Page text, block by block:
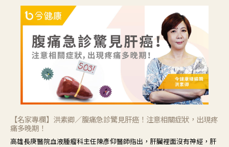
【名家專欄】洪素卿／腹痛急診驚見肝癌！注意相關症狀，出現疼
痛多晚期！
高雄長庚醫院血液腫瘤科主任陳彥仰醫師指出，肝臟裡面沒有神經，肝